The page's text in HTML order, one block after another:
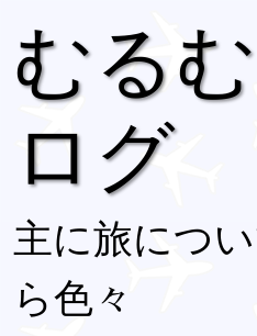
むる
ログ
主に旅につ
ら色々